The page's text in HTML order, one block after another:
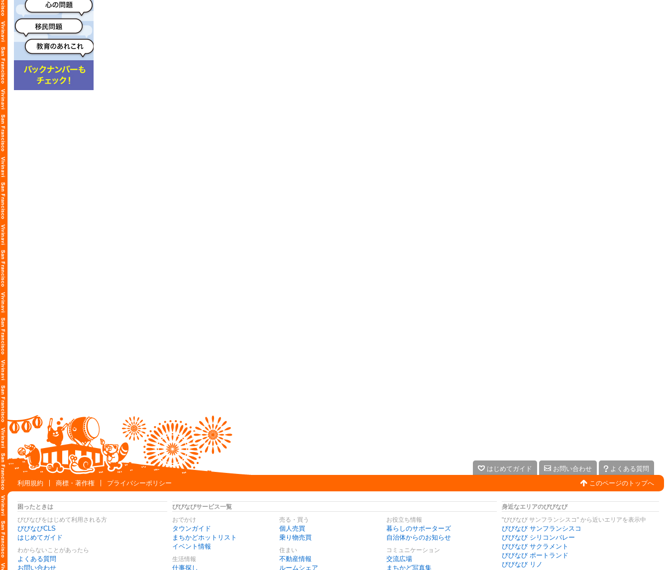
はじめてガイド お問い合わせ
よくある質問
利用規約
商標・著作権 プライバシーポリシー このページのトップへ
困ったときは
びびなびをはじめて利用される方
びびなびCLS
はじめてガイド
わからないことがあったら
よくある質問
お問い合わせ
びびなびサービス一覧
おでかけ
タウンガイド
まちかどホットリスト
イベント情報
生活情報
仕事探し
売る・買う
個人売買
乗り物売買
住まい
不動産情報
ルームシェア
お役立ち情報
暮らしのサポーターズ
自治体からのお知らせ
コミュニケーション
交流広場
まちかど写真集
身近なエリアのびびなび
"びびなび サンフランシスコ" から近いエリアを表示中
びびなび サンフランシスコ
びびなび シリコンバレー
びびなび サクラメント
びびなび ポートランド
びびなび リノ